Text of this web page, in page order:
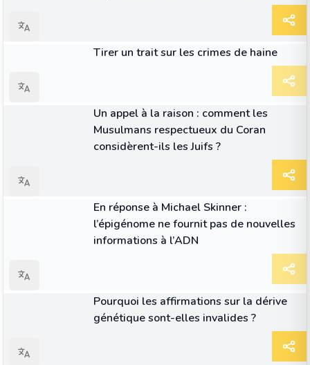
Tirer un trait sur les crimes de haine
Un appel à la raison : comment les
Musulmans respectueux du Coran
considèrent-ils les Juifs ?
En réponse à Michael Skinner :
l’épigénome ne fournit pas de nouvelles
informations à l’ADN
Pourquoi les affirmations sur la dérive
génétique sont-elles invalides ?